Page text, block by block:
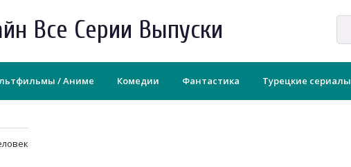
Все Серии Выпуски
/ Аниме Комедии Фантастика Турецкие сериалы